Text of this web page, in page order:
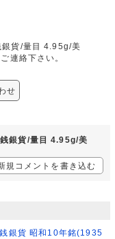
貨/量目 4.95g/美
連絡下さい。
せ
銀貨/量目 4.95g/美
規コメントを書き込む
銀貨 昭和10年銘(1935